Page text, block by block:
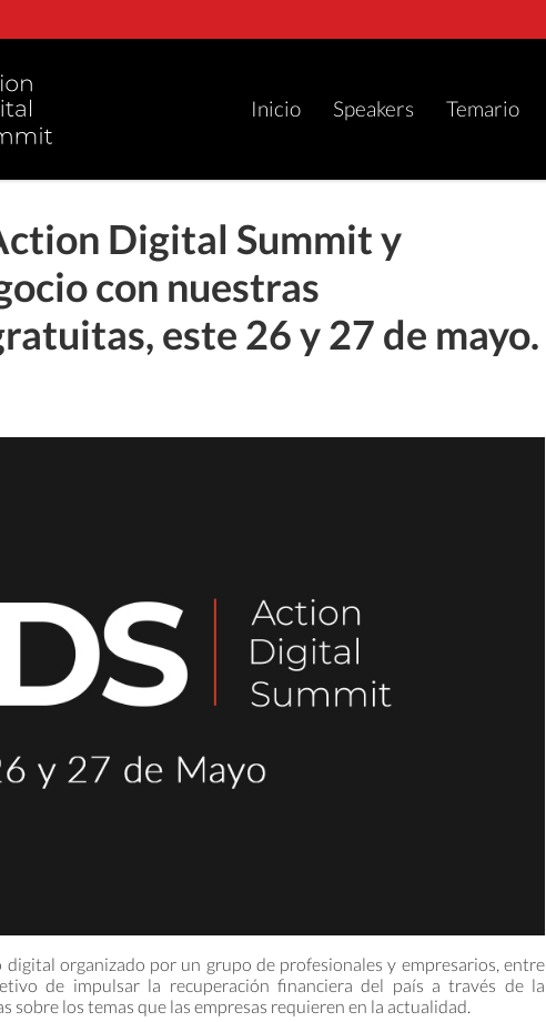
Inicio Speakers Temario
Digital Summit y
con nuestras
este 26 y 27 de mayo.
organizado por un grupo de profesionales y empresarios, entre
de impulsar la recuperación financiera del país a través de la
sobre los temas que las empresas requieren en la actualidad.